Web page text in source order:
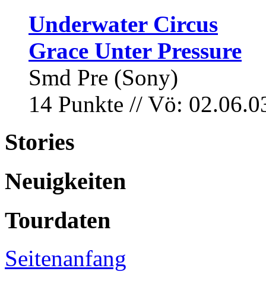
Underwater Circus
Grace Unter Pressure
Smd Pre (Sony)
14 Punkte // Vö:
Stories
Neuigkeiten
Tourdaten
Seitenanfang